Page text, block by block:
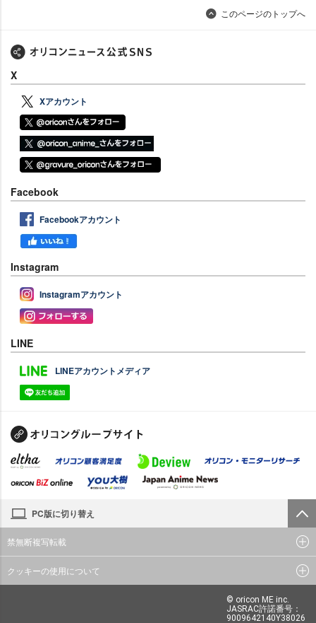
このページのトップへ
X
Xアカウント
Facebook
Facebookアカウント
Instagram
Instagramアカウント
LINE
LINEアカウントメディア
PC版に切り替え
禁無断複写転載
クッキーの使用について
© oricon ME inc.
JASRAC許諾番号：
9009642140Y38026